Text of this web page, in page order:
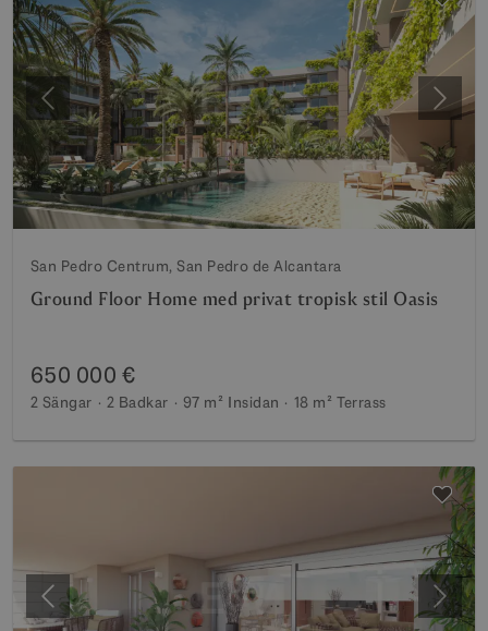
Föregående Nästa
San Pedro Centrum, San Pedro de Alcantara
Ground Floor Home med privat tropisk stil Oasis
650 000 €
2 Sängar 2 Badkar 97 m² Insidan 18 m² Terrass
Föregående Nästa